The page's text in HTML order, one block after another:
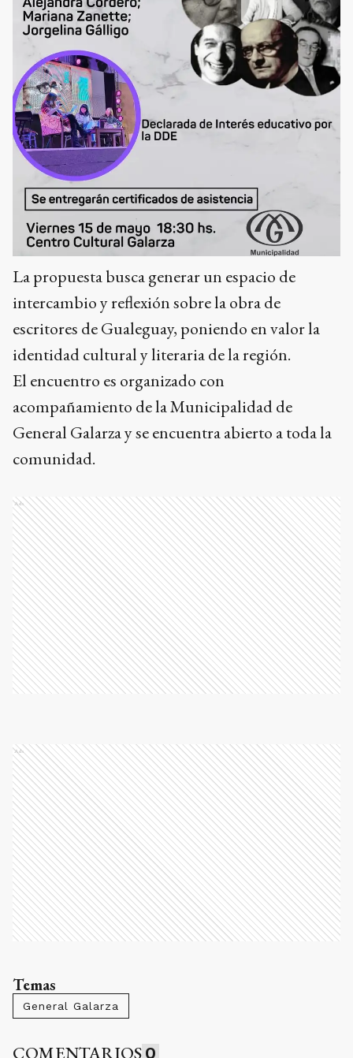
La propuesta busca generar un espacio de
intercambio y reflexión sobre la obra de
escritores de Gualeguay, poniendo en valor la
identidad cultural y literaria de la región.
El encuentro es organizado con
acompañamiento de la Municipalidad de
General Galarza y se encuentra abierto a toda la
comunidad.
Ads
Ads
Temas
General Galarza
COMENTARIOS 0